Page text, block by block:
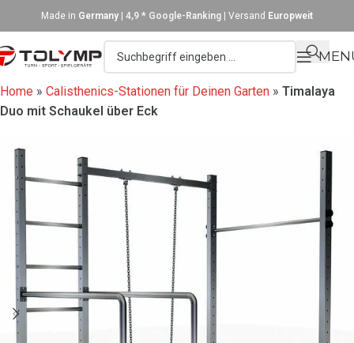
Made in Germany 4,9 * Google-Ranking | Versand Europweit
Home » Calisthenics-Stationen für Deinen Garten » Timalaya
Duo mit Schaukel über Eck